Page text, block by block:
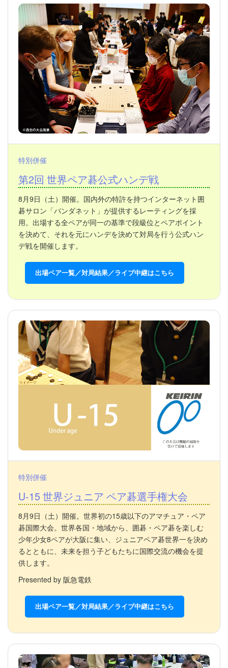
特別併催
第2回 世界ペア碁公式ハンデ戦
8月9日（土）開催。国内外の特許を持つインターネット囲
碁サロン「パンダネット」が提供するレーティングを採
用。出場する全ペアが同一の基準で段級位とペアポイント
を決めて、それを元にハンデを決めて対局を行う公式ハン
デ戦を開催します。
出場ペア一覧／対局結果／ライブ中継はこちら
特別併催
U-15 世界ジュニア ペア碁選手権大会
8月9日（土）開催。世界初の15歳以下のアマチュア・ペア
碁国際大会。世界各国・地域から、囲碁・ペア碁を楽しむ
少年少女8ペアが大阪に集い、ジュニアペア碁世界一を決め
るとともに、未来を担う子どもたちに国際交流の機会を提
供します。
Presented by 阪急電鉄
出場ペア一覧／対局結果／ライブ中継はこちら